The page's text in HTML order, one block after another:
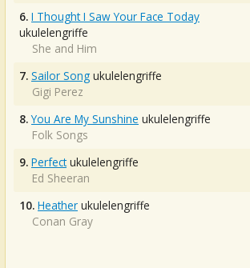
6. I Thought I Saw Your Face Today
ukulelengriffe
She and Him
7. Sailor Song ukulelengriffe
Gigi Perez
8. You Are My Sunshine ukulelengriffe
Folk Songs
9. Perfectukulelengriffe
Ed Sheeran
10. Heather ukulelengriffe
Conan Gray